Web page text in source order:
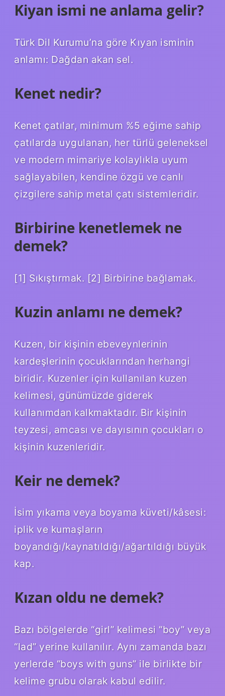
Kiyan ismi ne anlama gelir?
Türk Dil Kurumu’na göre Kıyan isminin
anlamı: Dağdan akan sel.
Kenet nedir?
Kenet çatılar, minimum %5 eğime sahip
çatılarda uygulanan, her türlü geleneksel
ve modern mimariye kolaylıkla uyum
sağlayabilen, kendine özgü ve canlı
çizgilere sahip metal çatı sistemleridir.
Birbirine kenetlemek ne
demek?
[1] Sıkıştırmak. [2] Birbirine bağlamak.
Kuzin anlamı ne demek?
Kuzen, bir kişinin ebeveynlerinin
kardeşlerinin çocuklarından herhangi
biridir. Kuzenler için kullanılan kuzen
kelimesi, günümüzde giderek
kullanımdan kalkmaktadır. Bir kişinin
teyzesi, amcası ve dayısının çocukları o
kişinin kuzenleridir.
Keir ne demek?
İsim yıkama veya boyama küveti/kâsesi:
iplik ve kumaşların
boyandığı/kaynatıldığı/ağartıldığı büyük
kap.
Kızan oldu ne demek?
Bazı bölgelerde “girl” kelimesi “boy” veya
“lad” yerine kullanılır. Aynı zamanda bazı
yerlerde “boys with guns” ile birlikte bir
kelime grubu olarak kabul edilir.